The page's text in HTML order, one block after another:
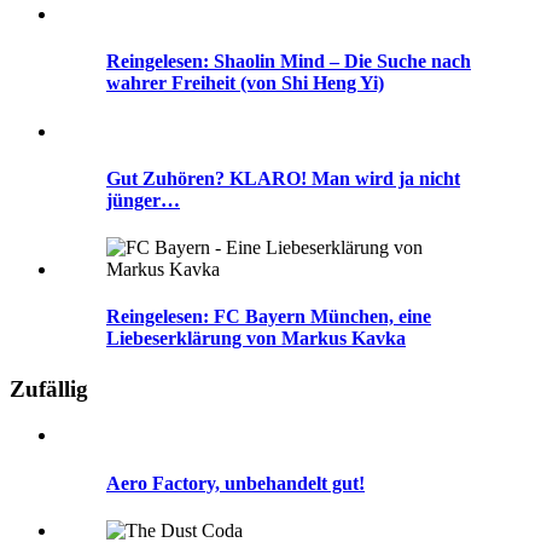
Reingelesen: Shaolin Mind – Die Suche nach
wahrer Freiheit (von Shi Heng Yi)
Gut Zuhören? KLARO! Man wird ja nicht
jünger…
Reingelesen: FC Bayern München, eine
Liebeserklärung von Markus Kavka
Zufällig
Aero Factory, unbehandelt gut!